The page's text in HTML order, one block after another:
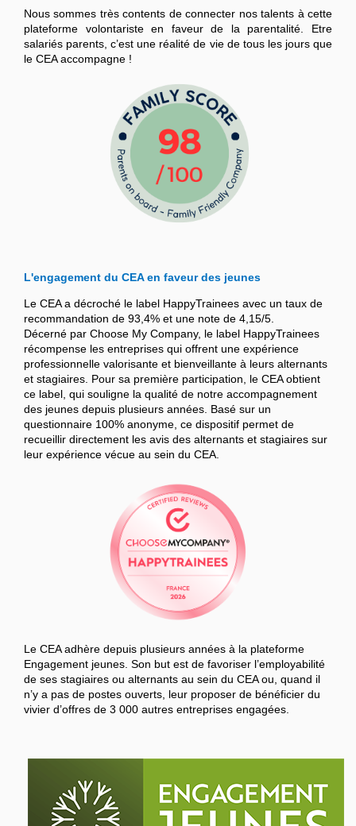
Nous sommes très contents de connecter nos talents à cette
plateforme volontariste en faveur de la parentalité. Etre
salariés parents, c’est une réalité de vie de tous les jours que
le CEA accompagne !
L'engagement du CEA en faveur des jeunes
Le CEA a décroché le label HappyTrainees avec un taux de
recommandation de 93,4% et une note de 4,15/5.
Décerné par Choose My Company, le label HappyTrainees
récompense les entreprises qui offrent une expérience
professionnelle valorisante et bienveillante à leurs alternants
et stagiaires. Pour sa première participation, le CEA obtient
ce label, qui souligne la qualité de notre accompagnement
des jeunes depuis plusieurs années. Basé sur un
questionnaire 100% anonyme, ce dispositif permet de
recueillir directement les avis des alternants et stagiaires sur
leur expérience vécue au sein du CEA.
Le CEA adhère depuis plusieurs années à la plateforme
Engagement jeunes. Son but est de favoriser l’employabilité
de ses stagiaires ou alternants au sein du CEA ou, quand il
n’y a pas de postes ouverts, leur proposer de bénéficier du
vivier d’offres de 3 000 autres entreprises engagées.